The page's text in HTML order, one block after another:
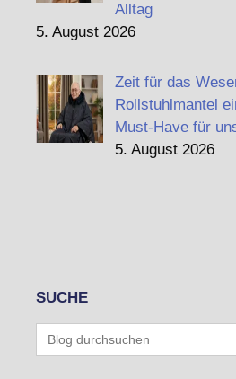
Alltag
5. August 2026
Zeit für das
Rollstuhlmantel
Must-Have für
5. August 2026
SUCHE
Search
for: